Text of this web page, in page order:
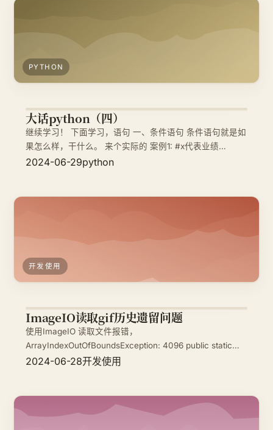
PYTHON
大话python（四）
继续学习！ 下面学习，语句 一、条件语句 条件语句就是如
果怎么样，干什么。 来个实际的 案例1: #x代表业绩
x=20000 if x>10000: print("业绩大于1w了,发奖金1000")
2024-06-29python
开发使用
ImageIO读取gif历史遗留问题
使用ImageIO 读取文件报错，
ArrayIndexOutOfBoundsException: 4096 public static
void main(String[] args) { try { String
2024-06-28开发使用